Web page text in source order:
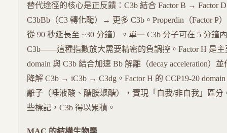
替代途徑的核心是正反饋：C3b 結合 Factor B → Factor
C3bBb（C3 轉化酶）→ 更多 C3b。Properdin（Factor P
從 90 秒延長至 ~30 分鐘）。單一 C3b 分子可在 5 分鐘
C3b——這種指數放大需要精密的負調控。Factor H 是主
domain 與 C3b 結合加速 Bb 解離（decay acceleration）
降解 C3b → iC3b → C3dg。Factor H 的 CCP19-20
離子（唾液酸、醣胺聚醣），實現「自我/非自我」區分
些標記，C3b 得以累積。
MAC 的結構生物學